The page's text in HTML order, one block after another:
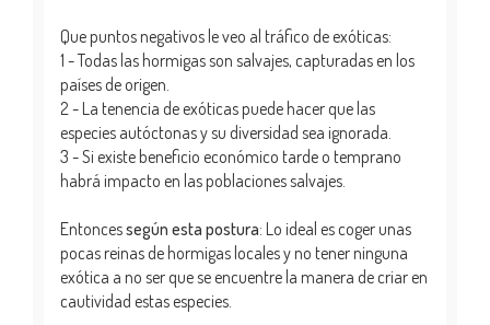
Que puntos negativos le veo al tráfico de exóticas:
1 - Todas las hormigas son salvajes, capturadas en los
países de origen.
2 - La tenencia de exóticas puede hacer que las
especies autóctonas y su diversidad sea ignorada.
3 - Si existe beneficio económico tarde o temprano
habrá impacto en las poblaciones salvajes.
Entoncessegún esta postura: Lo ideal es coger unas
pocas reinas de hormigas locales y no tener ninguna
exótica a no ser que se encuentre la manera de criar en
cautividad estas especies.